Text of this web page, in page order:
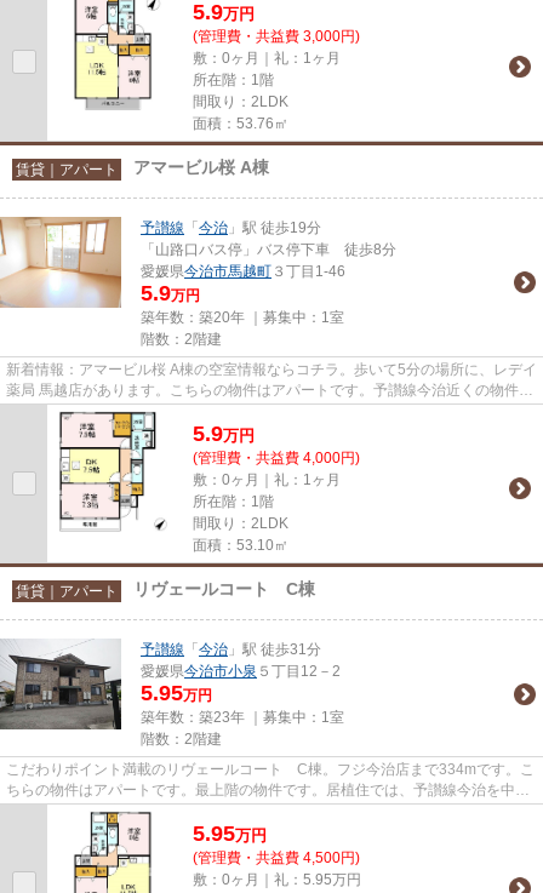
5.9万円
(管理費・共益費 3,000円)
敷：0ヶ月｜礼：1ヶ月
所在階：1階
間取り：2LDK
面積：53.76㎡
賃貸｜アパート アマービル桜 A棟
予讃線 「 今治 」駅 徒歩19分
「山路口バス停」バス停下車 徒歩8分
愛媛県今治市馬越町 ３丁目1-46
5.9万円
築年数：築20年 ｜募集中： 1室
階数：2階建
新着情報：アマービル桜 A棟の空室情報ならコチラ。歩いて5分の場所に、レデイ
薬局 馬越店があります。こちらの物件はアパートです。予讃線今治近くの物件探
しに困ったら居植住にお任...
5.9万円
(管理費・共益費 4,000円)
敷：0ヶ月｜礼：1ヶ月
所在階：1階
間取り：2LDK
面積：53.10㎡
賃貸｜アパート リヴェールコート C棟
予讃線 「 今治 」駅 徒歩31分
愛媛県今治市小泉 ５丁目12－2
5.95万円
築年数：築23年 ｜募集中： 1室
階数：2階建
こだわりポイント満載のリヴェールコート C棟。フジ今治店まで334mです。こ
ちらの物件はアパートです。最上階の物件です。居植住では、予讃線今治を中心
に数多くの不動産情報を取り扱...
5.95万円
(管理費・共益費 4,500円)
敷：0ヶ月｜礼：5.95万円